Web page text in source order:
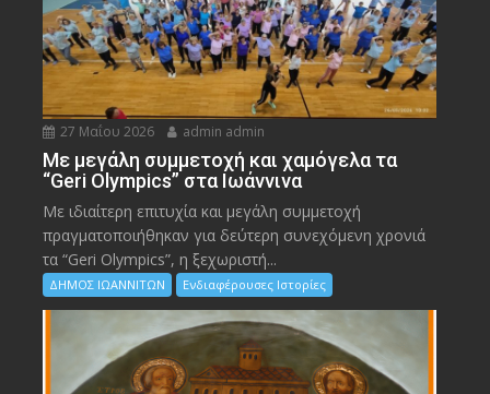
27 Μαΐου 2026 admin admin
Με μεγάλη συμμετοχή και χαμόγελα τα
“Geri Olympics” στα Ιωάννινα
Με ιδιαίτερη επιτυχία και μεγάλη συμμετοχή
πραγματοποιήθηκαν για δεύτερη συνεχόμενη χρονιά
τα “Geri Olympics”, η ξεχωριστή...
ΔΗΜΟΣ ΙΩΑΝΝΙΤΩΝ Ενδιαφέρουσες Ιστορίες